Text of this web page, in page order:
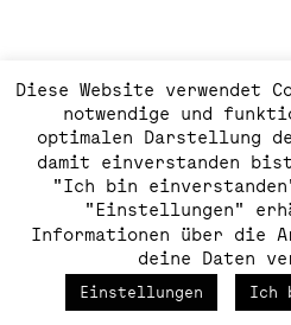
gewählt
werden
Diese Website verwendet
notwendige und
optimalen Darstellung
damit einverstanden
"Ich bin
"Einstellungen"
Informationen über die
deine Daten
Einstellungen Ich